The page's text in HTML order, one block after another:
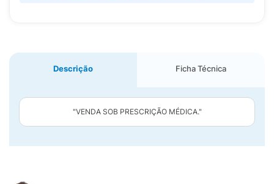
Descrição Ficha Técnica
"VENDA SOB PRESCRIÇÃO MÉDICA."